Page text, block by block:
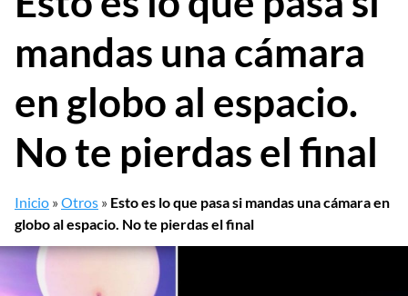
mandas una cámara
en globo al espacio.
No te pierdas el final
Inicio »Otros » Esto es lo que pasa si mandas una cámara en
globo al espacio. No te pierdas el final